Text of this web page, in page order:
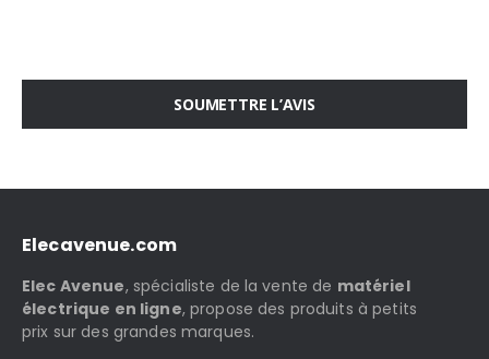
SOUMETTRE L’AVIS
Elecavenue.com
Elec Avenue, spécialiste de la vente de matériel
électrique en ligne, propose des produits à petits
prix sur des grandes marques.